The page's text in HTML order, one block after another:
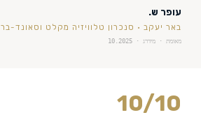
עופר ש.
באר יעקב · סנכרון טלוויזיה מקלט וסאונד-בר
מאומת · מידרג · 10.2025
10/10